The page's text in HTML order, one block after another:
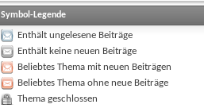
Symbol-Legende
Enthält ungelesene Beiträge
Enthält keine neuen Beiträge
Beliebtes Thema mit neuen Beiträgen
Beliebtes Thema ohne neue Beiträge
Thema geschlossen